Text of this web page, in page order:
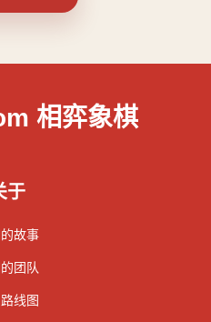
相弈象棋
于
故事
团队
线图